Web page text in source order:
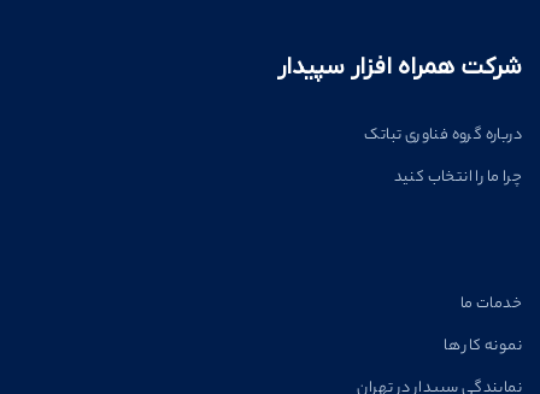
شرکت همراه افزار سپیدار
درباره گروه فناوری تباتک
چرا ما را انتخاب کنید
خدمات ما
نمونه کار ها